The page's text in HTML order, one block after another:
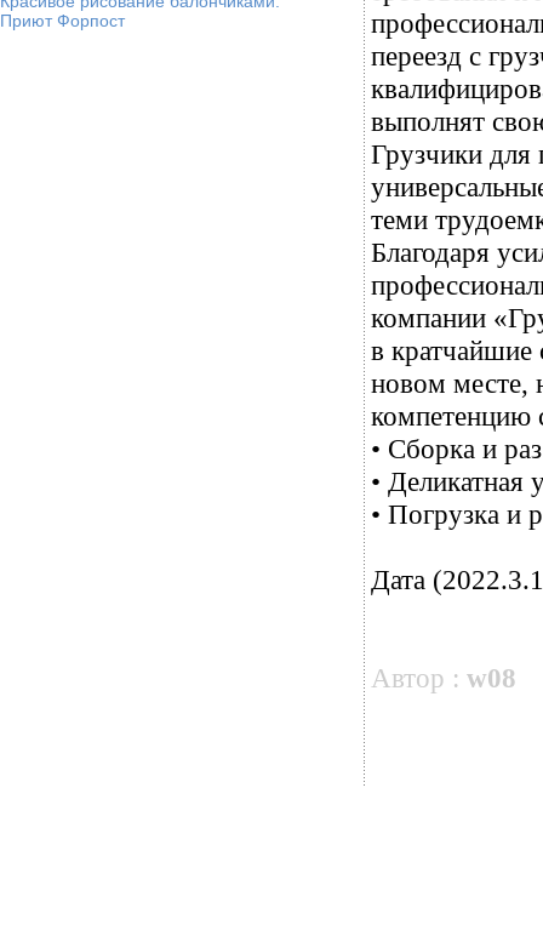
Приют Форпост
переезд с
выполнят
Грузчики
теми
Благодаря
компании
в
новом месте,
компетенцию
• Сборка и
• Деликатная
• Погрузка и
Дата
Автор : w08